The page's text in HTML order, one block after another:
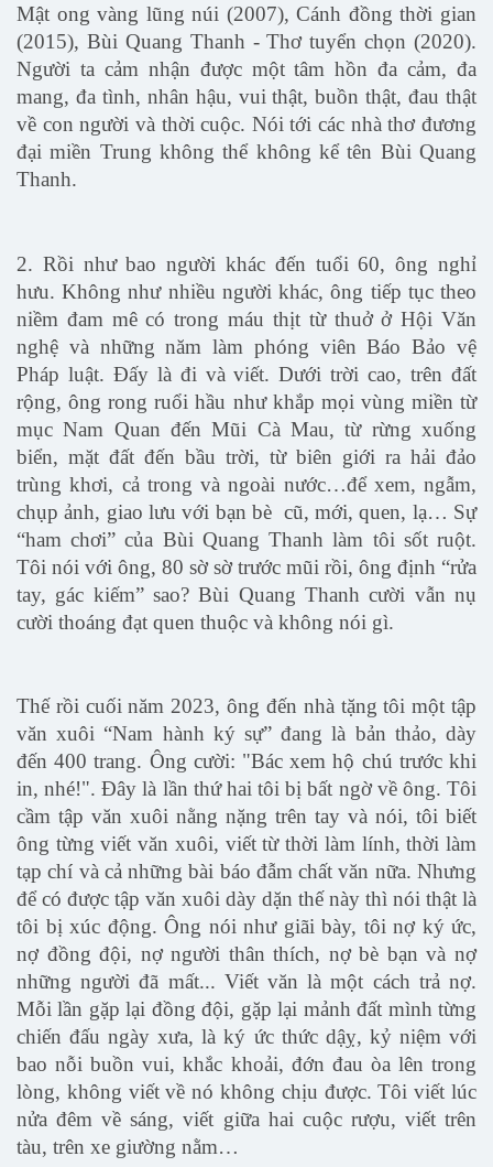
Mật ong vàng lũng núi (2007), Cánh đồng thời gian
(2015), Bùi Quang Thanh - Thơ tuyển chọn (2020).
Người ta cảm nhận được một tâm hồn đa cảm, đa
mang, đa tình, nhân hậu, vui thật, buồn thật, đau thật
về con người và thời cuộc. Nói tới các nhà thơ đương
đại miền Trung không thể không kể tên Bùi Quang
Thanh.
2. Rồi như bao người khác đến tuổi 60, ông nghỉ
hưu. Không như nhiều người khác, ông tiếp tục theo
niềm đam mê có trong máu thịt từ thuở ở Hội Văn
nghệ và những năm làm phóng viên Báo Bảo vệ
Pháp luật. Đấy là đi và viết. Dưới trời cao, trên đất
rộng, ông rong ruổi hầu như khắp mọi vùng miền từ
mục Nam Quan đến Mũi Cà Mau, từ rừng xuống
biển, mặt đất đến bầu trời, từ biên giới ra hải đảo
trùng khơi, cả trong và ngoài nước…để xem, ngẫm,
chụp ảnh, giao lưu với bạn bè cũ, mới, quen, lạ… Sự
“ham chơi” của Bùi Quang Thanh làm tôi sốt ruột.
Tôi nói với ông, 80 sờ sờ trước mũi rồi, ông định “rửa
tay, gác kiếm” sao? Bùi Quang Thanh cười vẫn nụ
cười thoáng đạt quen thuộc và không nói gì.
Thế rồi cuối năm 2023, ông đến nhà tặng tôi một tập
văn xuôi “Nam hành ký sự” đang là bản thảo, dày
đến 400 trang. Ông cười: "Bác xem hộ chú trước khi
in, nhé!". Đây là lần thứ hai tôi bị bất ngờ về ông. Tôi
cầm tập văn xuôi nằng nặng trên tay và nói, tôi biết
ông từng viết văn xuôi, viết từ thời làm lính, thời làm
tạp chí và cả những bài báo đẫm chất văn nữa. Nhưng
để có được tập văn xuôi dày dặn thế này thì nói thật là
tôi bị xúc động. Ông nói như giãi bày, tôi nợ ký ức,
nợ đồng đội, nợ người thân thích, nợ bè bạn và nợ
những người đã mất... Viết văn là một cách trả nợ.
Mỗi lần gặp lại đồng đội, gặp lại mảnh đất mình từng
chiến đấu ngày xưa, là ký ức thức dậỵ, kỷ niệm với
bao nỗi buồn vui, khắc khoải, đớn đau òa lên trong
lòng, không viết về nó không chịu được. Tôi viết lúc
nửa đêm về sáng, viết giữa hai cuộc rượu, viết trên
tàu, trên xe giường nằm…